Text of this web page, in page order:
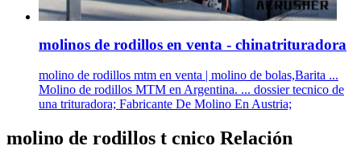
molinos de rodillos en venta - chinatrituradora
molino de rodillos mtm en venta | molino de bolas,Barita ...
Molino de rodillos MTM en Argentina. ... dossier tecnico de
una trituradora; Fabricante De Molino En Austria;
molino de rodillos t cnico Relación